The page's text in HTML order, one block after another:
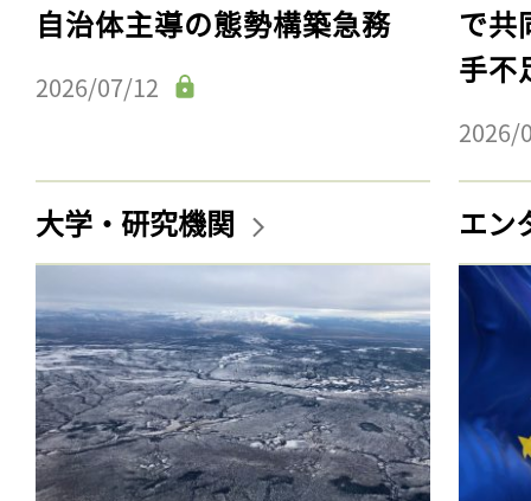
自治体主導の態勢構築急務
2026/07/12
で共
手不
2026/
大学・研究機関 エン